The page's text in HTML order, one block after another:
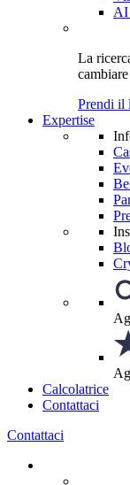
AI
La
cambiare
Prendi il
Expertise
Calcolatrice
Contattaci
Contattaci